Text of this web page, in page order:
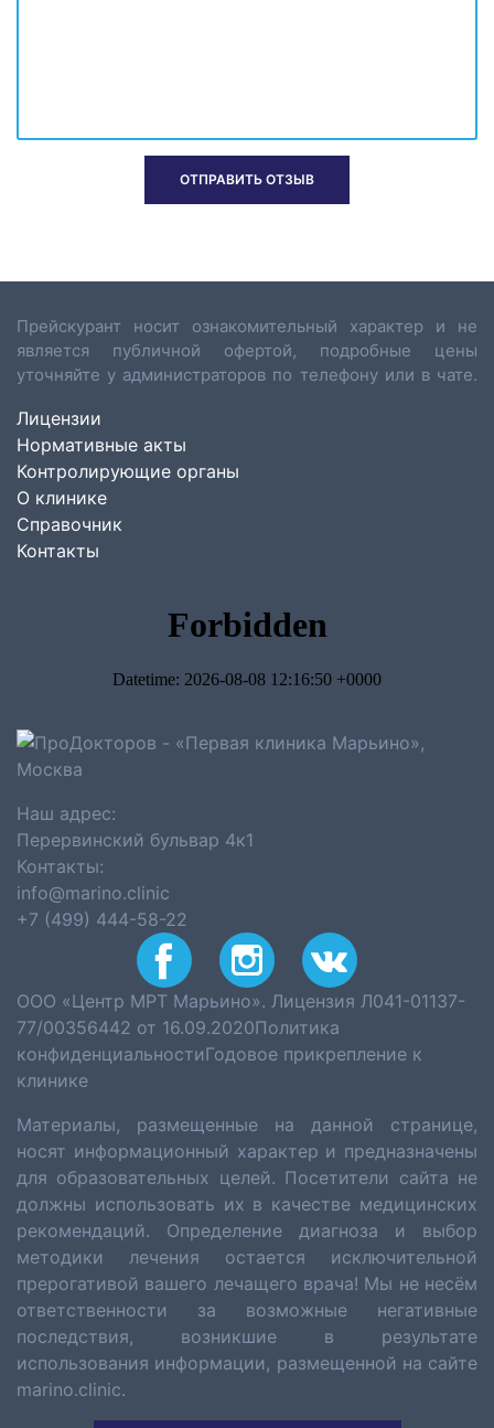
Прейскурант носит ознакомительный характер и не
является публичной офертой, подробные цены
уточняйте у администраторов по телефону или в чате.
Лицензии
Нормативные акты
Контролирующие органы
О клинике
Справочник
Контакты
Наш адрес:
Перервинский бульвар 4к1
Контакты:
info@marino.clinic
+7 (499) 444-58-22
ООО «Центр МРТ Марьино». Лицензия Л041-01137-
77/00356442 от 16.09.2020Политика
конфиденциальностиГодовое прикрепление к
клинике
Материалы, размещенные на данной странице,
носят информационный характер и предназначены
для образовательных целей. Посетители сайта не
должны использовать их в качестве медицинских
рекомендаций. Определение диагноза и выбор
методики лечения остается исключительной
прерогативой вашего лечащего врача! Мы не несём
ответственности за возможные негативные
последствия, возникшие в результате
использования информации, размещенной на сайте
marino.clinic.